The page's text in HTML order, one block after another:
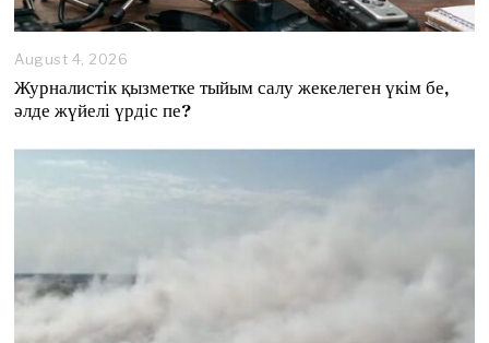
August 4, 2026
g
u
6
Журналистік қызметке тыйым салу жекелеген үкім бе,
әлде жүйелі үрдіс пе?